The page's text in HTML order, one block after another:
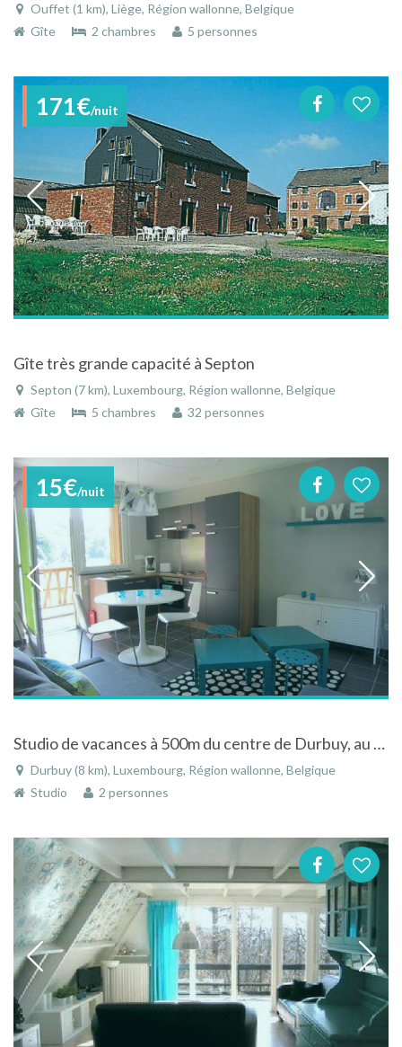
Ouffet (1 km), Liège, Région wallonne, Belgique
Gîte
2 chambres 5 personnes
171€/nuit
Gîte très grande capacité à Septon
Septon (7 km), Luxembourg, Région wallonne, Belgique
Gîte
5 chambres 32 personnes
15€/nuit
Studio de vacances à 500m du centre de Durbuy, au calme près de la rivière
Durbuy (8 km), Luxembourg, Région wallonne, Belgique
Studio
2 personnes